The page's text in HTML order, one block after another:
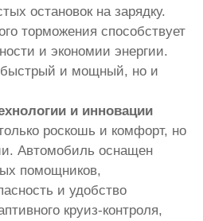
остановок на зарядку.
торможения способствует
и экономии энергии.
быстрый и мощный, но и
и инновации
роскошь и комфорт, но
Автомобиль оснащен
помощников,
и удобство
круиз-контроля,